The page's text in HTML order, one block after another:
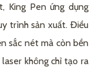
King Pen ứng dụng
trình sản xuất. Điều
sắc nét mà còn bền
không chỉ tạo ra